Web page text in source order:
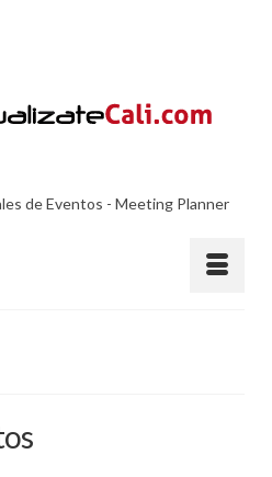
de Eventos - Meeting Planner